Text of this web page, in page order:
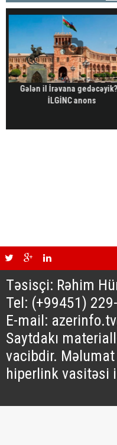
Gələn il İrəvana
İLGİNC anons
Təsisçi: Rəhim
Tel: (+99451)
E-mail:
Saytdakı
vacibdir.
hiperlink vasitəsi